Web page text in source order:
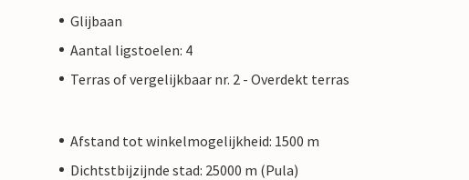
Glijbaan
Aantal ligstoelen: 4
Terras of vergelijkbaar nr. 2 - Overdekt terras
Afstand tot winkelmogelijkheid: 1500 m
Dichtstbijzijnde stad: 25000 m (Pula)